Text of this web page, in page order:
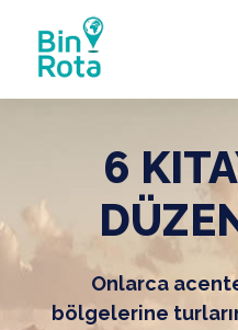
6
Onlarca
bölgelerine